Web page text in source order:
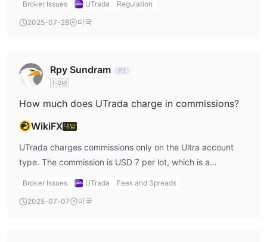
same level of investor protection that more globally
protection of my funds is not guaranteed to the same
standard. For example, in case of disputes or financial
trouble, traders might not have the same recourse or
by authorities like the FCA. As a trader, this gives me
pause, and I would proceed cautiously, ensuring I
understand all the risks involved before making any
Broker Issues UTrada Regulation
2025-07-28 미국
Rpy Sundram
1-2년
How much does UTrada charge in commissions?
WikiFX대답
UTrada charges commissions only on the Ultra account
type. The commission is USD 7 per lot, which is a
reasonable rate considering the tight spreads of 0.0 pips
Standard accounts, there are no commissions, but the
Broker Issues UTrada Fees and Spreads
2025-07-07 미국